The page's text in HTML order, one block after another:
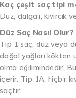
Kaç çeşit saç tipi
Düz, dalgalı, kıvırcık
Düz Saç Nasıl Olur?
Tip 1 saç, düz veya
doğal yağları kökten
olma eğilimindedir.
içerir. Tip 1A, hiçbir
saçtır.